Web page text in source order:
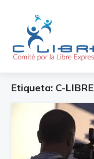
Etiqueta: C-LIBRE